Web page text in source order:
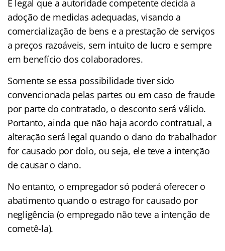
É legal que a autoridade competente decida a
adoção de medidas adequadas, visando a
comercialização de bens e a prestação de serviços
a preços razoáveis, sem intuito de lucro e sempre
em benefício dos colaboradores.
Somente se essa possibilidade tiver sido
convencionada pelas partes ou em caso de fraude
por parte do contratado, o desconto será válido.
Portanto, ainda que não haja acordo contratual, a
alteração será legal quando o dano do trabalhador
for causado por dolo, ou seja, ele teve a intenção
de causar o dano.
No entanto, o empregador só poderá oferecer o
abatimento quando o estrago for causado por
negligência (o empregado não teve a intenção de
cometê-la).